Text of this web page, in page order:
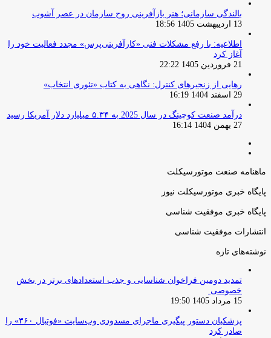
بالندگی سازمانی؛ هنر بازآفرینی روح سازمان در عصر آشوب
13 اردیبهشت 1405 18:56
اطلاعیه: با رفع مشکلات فنی «کارآفرینی‌پرس» مجدد فعالیت خود را
آغاز کرد
21 فروردین 1405 22:22
رهایی از زنجیرهای کنترل: نگاهی به کتاب «تئوری انتخاب»
29 اسفند 1404 16:19
درآمد صنعت کوچینگ در سال 2025 به ۵.۳۴ میلیارد دلار آمریکا رسید
27 بهمن 1404 16:14
ماهنامه صنعت موتورسیکلت
پایگاه خبری موتورسیکلت نیوز
پایگاه خبری موفقیت شناسی
انتشارات موفقیت شناسی
نوشته‌های تازه
تمدید دومین فراخوان شناسایی و جذب استعدادهای برتر در بخش
خصوصی
15 مرداد 1405 19:50
پزشکیان دستور پیگیری ماجرای مسدودی وب‌سایت «فوتبال ۳۶۰» را
صادر کرد